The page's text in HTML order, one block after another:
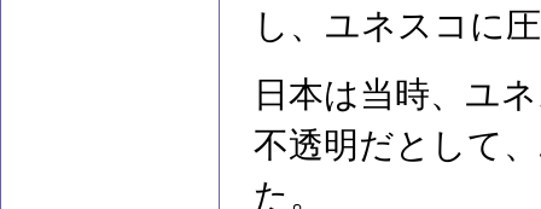
し、ユネスコに
日本は当時、ユ
不透明だとして
た。